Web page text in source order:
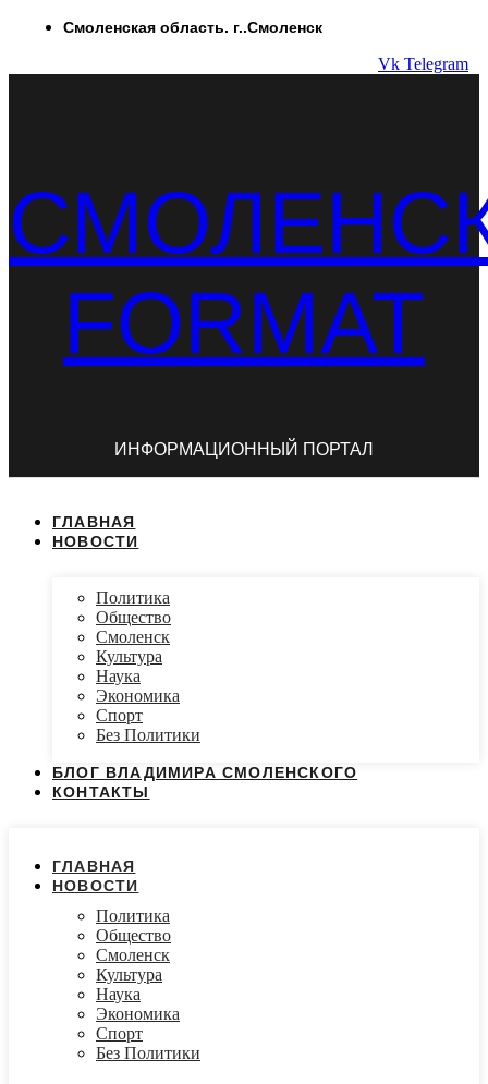
ПерейтиСмоленская область. г..Смоленск
Vk Telegram
FORMAT
ИНФОРМАЦИОННЫЙ ПОРТАЛ
ГЛАВНАЯ
НОВОСТИ
Политика
Общество
Смоленск
Культура
Наука
Экономика
Спорт
Без Политики
БЛОГ ВЛАДИМИРА СМОЛЕНСКОГО
КОНТАКТЫ
ГЛАВНАЯ
НОВОСТИ
Политика
Общество
Смоленск
Культура
Наука
Экономика
Спорт
Без Политики